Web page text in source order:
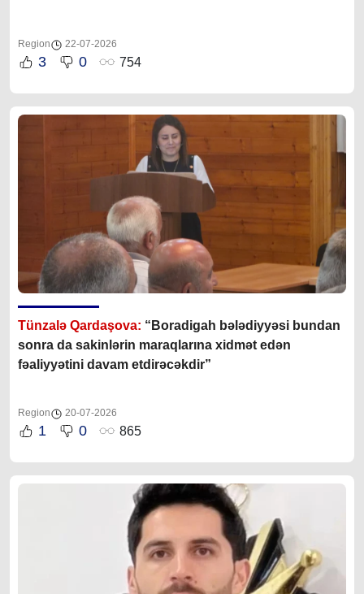
Region 22-07-2026
3 0 754
Tünzalə Qardaşova: “Boradigah bələdiyyəsi bundan
sonra da sakinlərin maraqlarına xidmət edən
fəaliyyətini davam etdirəcəkdir”
Region 20-07-2026
1 0 865